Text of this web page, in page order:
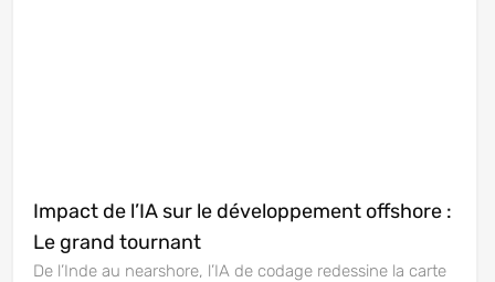
Impact de l’IA sur le développement offshore :
Le grand tournant
De l’Inde au nearshore, l’IA de codage redessine la carte